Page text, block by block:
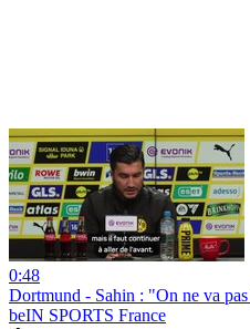
0:48
Dortmund - Sahin : "On ne va
beIN SPORTS France